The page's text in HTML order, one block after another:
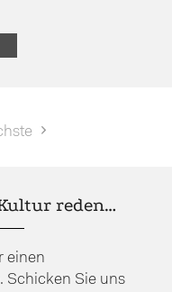
reden…
einen
Schicken Sie uns